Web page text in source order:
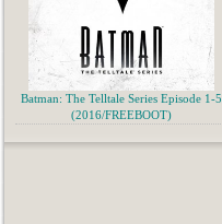
Batman: The Telltale Series Episode 1-5
(2016/FREEBOOT)